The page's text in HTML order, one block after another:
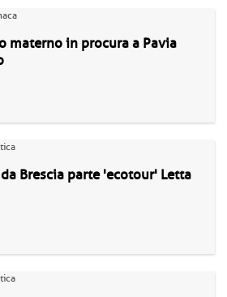
materno in procura a Pavia
Brescia parte 'ecotour' Letta